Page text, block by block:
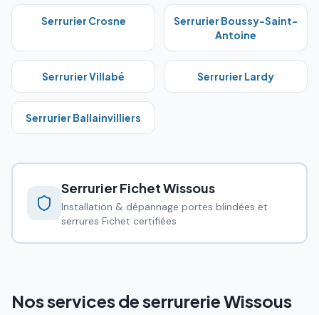
Serrurier Crosne Serrurier Boussy-Saint-
Antoine
SerrurierVillabé Serrurier Lardy
Serrurier Ballainvilliers
Serrurier FichetWissous
Installation & dépannage portes blindées et
serrures Fichet certifiées
Nos services de serrurerie Wissous